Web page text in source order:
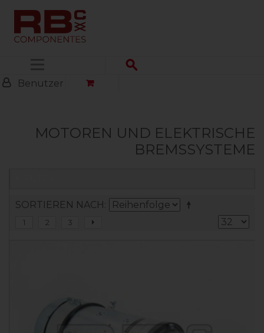
Benutzer
MOTOREN UND ELEKTRISCHE
BREMSSYSTEME
SORTIEREN NACH
1 2 3